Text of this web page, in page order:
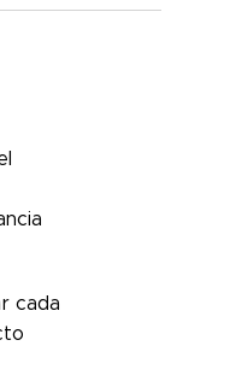
cada